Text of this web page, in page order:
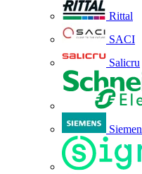
Rittal
SACI
Salicru